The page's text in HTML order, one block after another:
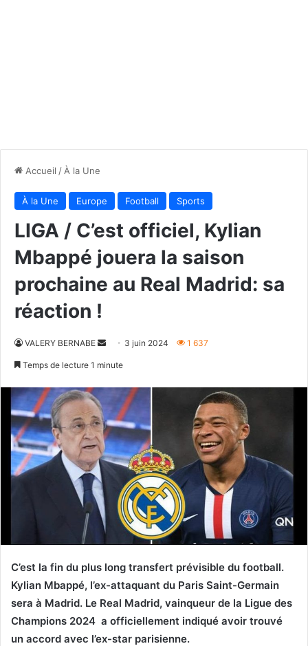
Accueil / À la Une
À la Une Europe Football Sports
LIGA / C’est officiel, Kylian
Mbappé jouera la saison
prochaine au Real Madrid: sa
réaction !
VALERY BERNABE
Envoyer3 juin 2024 1 637
Temps de lecture 1 minute
C’est la fin du plus long transfert prévisible du football.
Kylian Mbappé, l’ex-attaquant du Paris Saint-Germain
sera à Madrid. Le Real Madrid, vainqueur de la Ligue des
Champions 2024 a officiellement indiqué avoir trouvé
un accord avec l’ex-star parisienne.